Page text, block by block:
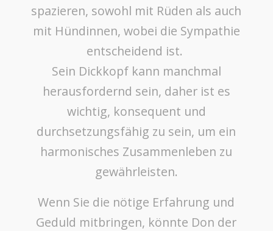
spazieren, sowohl mit Rüden als auch
mit Hündinnen, wobei die Sympathie
entscheidend ist.
Sein Dickkopf kann manchmal
herausfordernd sein, daher ist es
wichtig, konsequent und
durchsetzungsfähig zu sein, um ein
harmonisches Zusammenleben zu
gewährleisten.
Wenn Sie die nötige Erfahrung und
Geduld mitbringen, könnte Don der